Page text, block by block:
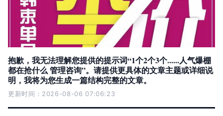
抱歉，我无法理解您提供的提示词“1个2个3个......人气爆棚
都在抢什么 管理咨询”。请提供更具体的文章主题或详细说
明，我将为您生成一篇结构完整的文章。
更新时间：2026-08-06 07:06:23